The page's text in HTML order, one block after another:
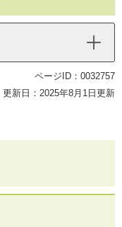
ページID：0032757
更新日：2025年8月1日更新